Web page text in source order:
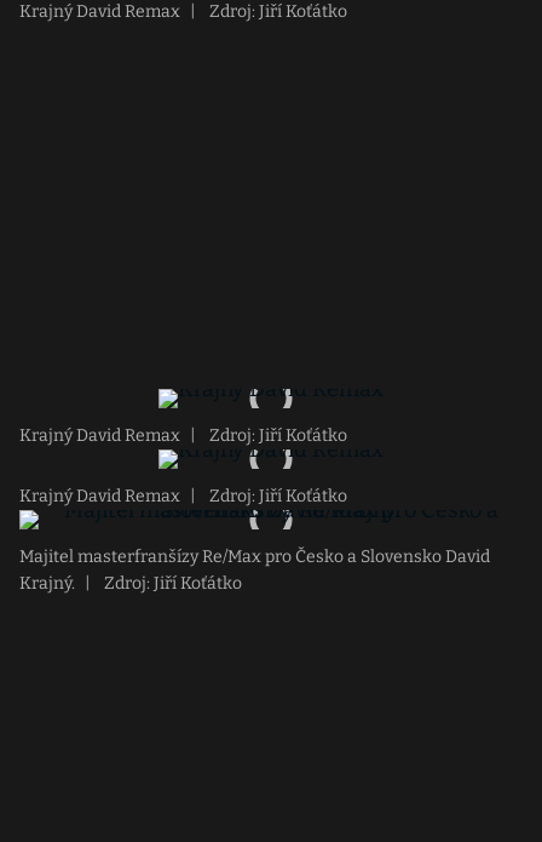
Krajný David Remax Zdroj: Jiří Koťátko
Krajný David Remax Zdroj: Jiří Koťátko
Krajný David Remax Zdroj: Jiří Koťátko
Majitel masterfranšízy Re/Max pro Česko a Slovensko David
Krajný.
Zdroj: Jiří Koťátko